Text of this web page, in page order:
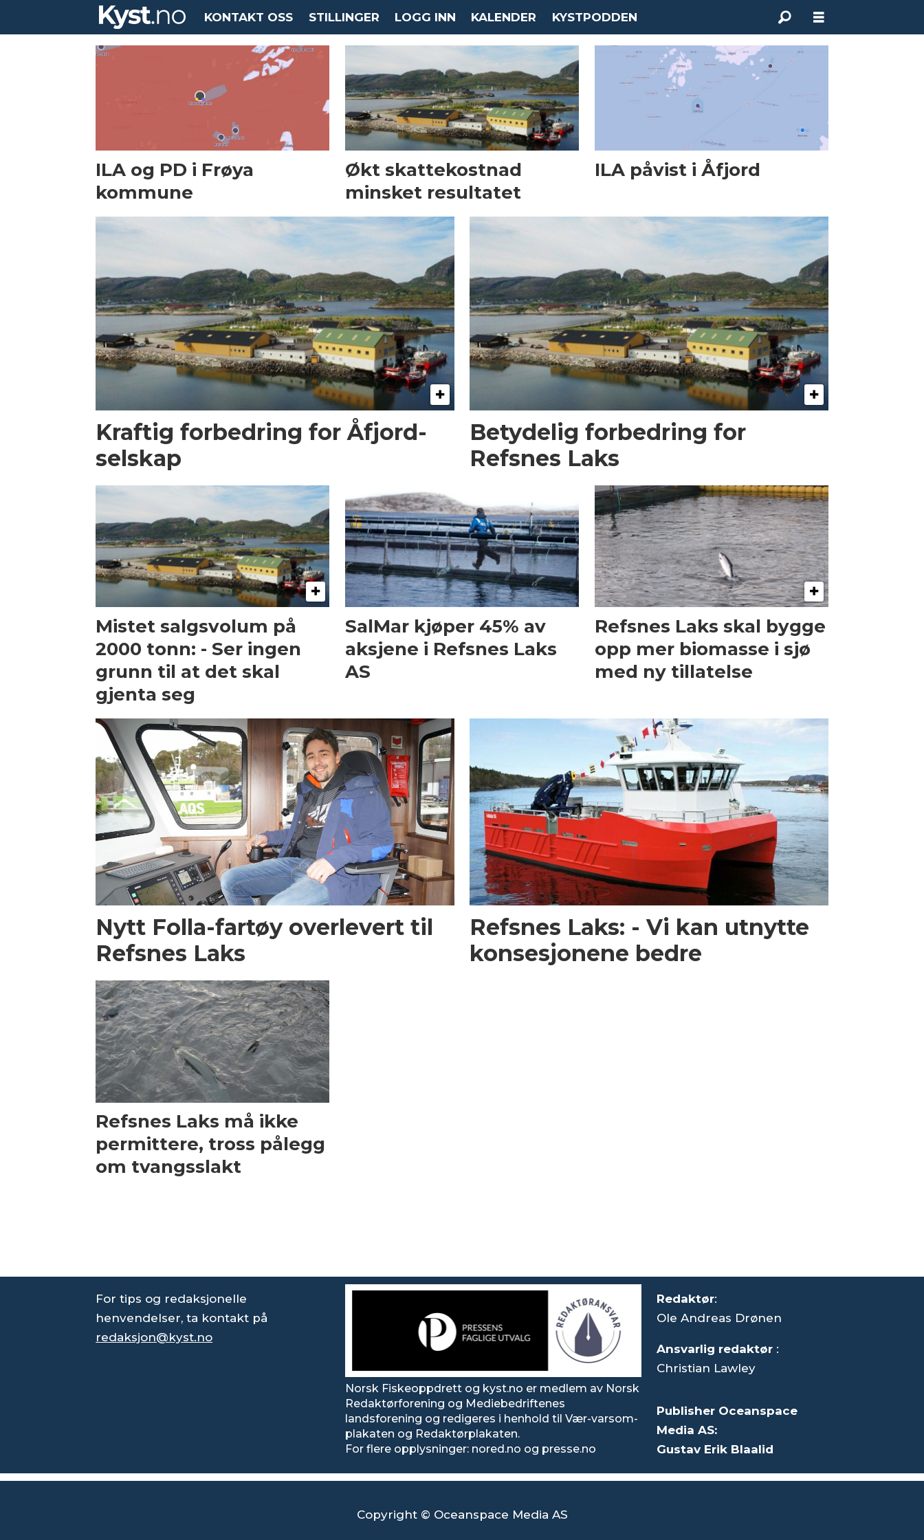
KONTAKT OSS STILLINGER LOGG INN KALENDER KYSTPODDEN
ILA og PD i Frøya
kommune
Økt skattekostnad
minsket resultatet
ILA påvist i Åfjord
Kraftig forbedring for Åfjord-
selskap
Betydelig forbedring for
Refsnes Laks
Mistet salgsvolum på
2000 tonn: - Ser ingen
grunn til at det skal
gjenta seg
SalMar kjøper 45% av
aksjene i Refsnes Laks
AS
Refsnes Laks skal bygge
opp mer biomasse i sjø
med ny tillatelse
Nytt Folla-fartøy overlevert til
Refsnes Laks
Refsnes Laks: - Vi kan utnytte
konsesjonene bedre
Refsnes Laks må ikke
permittere, tross pålegg
om tvangsslakt
For tips og redaksjonelle
henvendelser, ta kontakt på
redaksjon@kyst.no
Norsk Fiskeoppdrett og kyst.no er medlem av Norsk
Redaktørforening og Mediebedriftenes
landsforening og redigeres i henhold til Vær-varsom-
plakaten og Redaktørplakaten.
For flere opplysninger: nored.no og presse.no
Redaktør:
Ole Andreas Drønen
Ansvarlig redaktør :
Christian Lawley
Publisher Oceanspace
Media AS:
Gustav Erik Blaalid
Copyright © Oceanspace Media AS